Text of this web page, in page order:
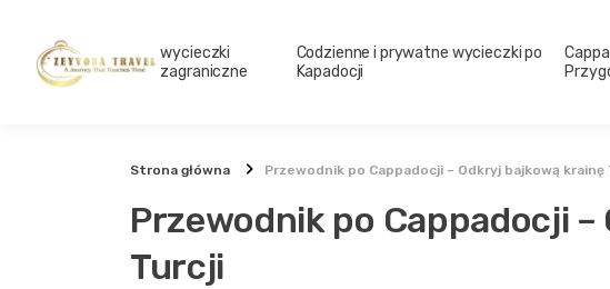
wycieczki
zagraniczne
Codzienne i prywatne wycieczki po
Kapadocji
Strona główna Przewodnik po Cappadocji – Odkryj bajkową krainę
Przewodnik po Cappadocji
Turcji